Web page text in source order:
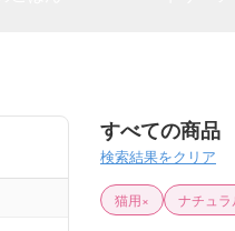
すべての商品
検索結果をクリア
猫用× ナチュラ